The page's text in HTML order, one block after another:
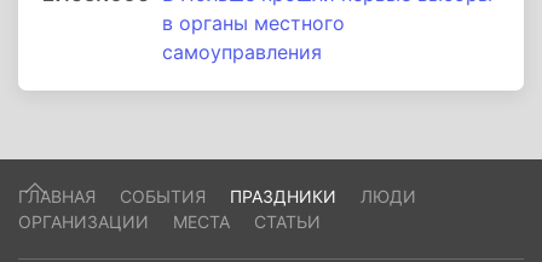
в органы местного
самоуправления
ГЛАВНАЯ СОБЫТИЯ ПРАЗДНИКИ
ЛЮДИ
ОРГАНИЗАЦИИ
МЕСТА СТАТЬИ